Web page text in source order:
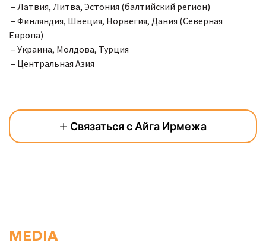
– Латвия, Литва, Эстония (балтийский регион)
– Финляндия, Швеция, Норвегия, Дания (Северная
Европа)
– Украина, Молдова, Турция
– Центральная Азия
Связаться с Айга Ирмежа
MEDIA